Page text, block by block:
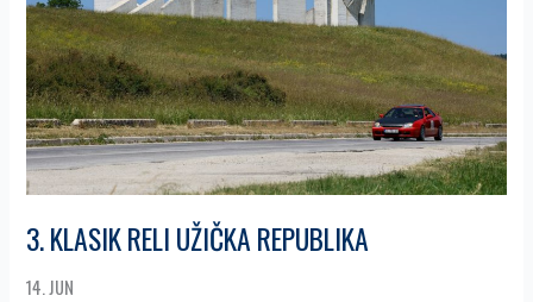
3. KLASIK RELI UŽIČKA REPUBLIKA
14. JUN